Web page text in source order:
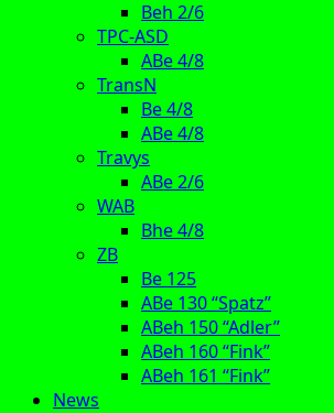
Beh 2/6
TPC-ASD
ABe 4/8
TransN
Be 4/8
ABe 4/8
Travys
ABe 2/6
WAB
Bhe 4/8
ZB
Be 125
ABe 130 “Spatz”
ABeh 150 “Adler”
ABeh 160 “Fink”
ABeh 161 “Fink”
News